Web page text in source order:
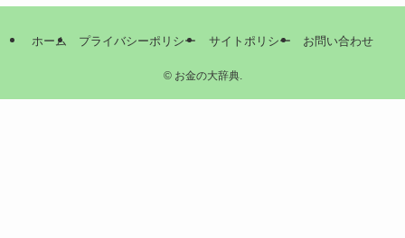
ホーム プライバシーポリシー サイトポリシー お問い合わせ
©お金の大辞典.